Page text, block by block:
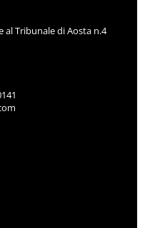
al Tribunale di Aosta n.4